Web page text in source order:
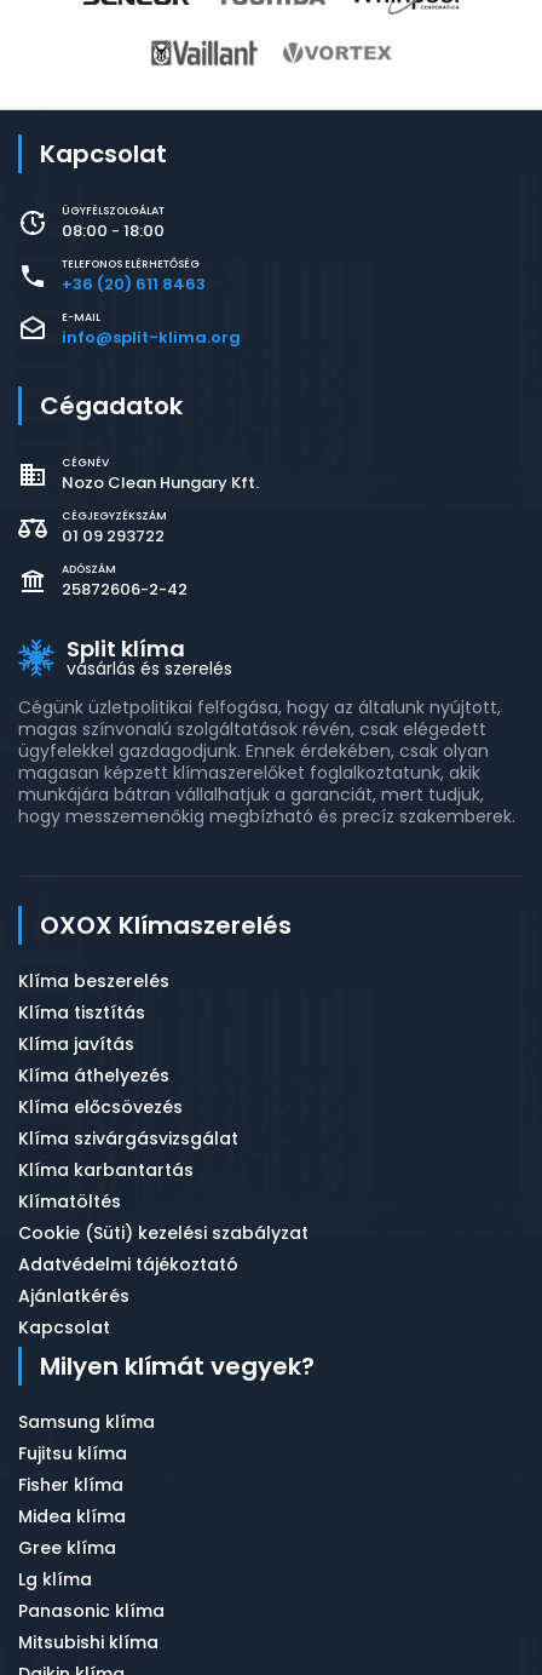
Kapcsolat
ÜGYFÉLSZOLGÁLAT
08:00 - 18:00
TELEFONOS ELÉRHETŐSÉG
+36 (20) 611 8463
E-MAIL
info@split-klima.org
Cégadatok
CÉGNÉV
Nozo Clean Hungary Kft.
CÉGJEGYZÉKSZÁM
01 09 293722
ADÓSZÁM
25872606-2-42
Split klíma
vásárlás és szerelés
Cégünk üzletpolitikai felfogása, hogy az általunk nyújtott,
magas színvonalú szolgáltatások révén, csak elégedett
ügyfelekkel gazdagodjunk. Ennek érdekében, csak olyan
magasan képzett klímaszerelőket foglalkoztatunk, akik
munkájára bátran vállalhatjuk a garanciát, mert tudjuk,
hogy messzemenőkig megbízható és precíz szakemberek.
OXOX Klímaszerelés
Klíma beszerelés
Klíma tisztítás
Klíma javítás
Klíma áthelyezés
Klíma előcsövezés
Klíma szivárgásvizsgálat
Klíma karbantartás
Klímatöltés
Cookie (Süti) kezelési szabályzat
Adatvédelmi tájékoztató
Ajánlatkérés
Kapcsolat
Milyen klímát vegyek?
Samsung klíma
Fujitsu klíma
Fisher klíma
Midea klíma
Gree klíma
Lg klíma
Panasonic klíma
Mitsubishi klíma